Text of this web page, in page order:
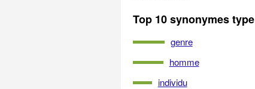
Top 10 synonymes type
genre
homme
individu